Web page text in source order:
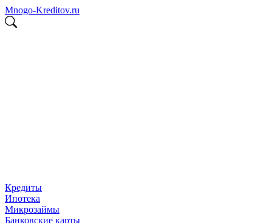
Mnogo-Kreditov.ru
Кредиты
Ипотека
Микрозаймы
Банковские карты